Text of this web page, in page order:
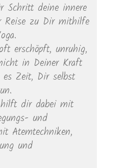
Schritt deine innere
Reise zu Dir mithilfe
erschöpft, unruhig,
in Deiner Kraft
Zeit, Dir selbst
dir dabei mit
und
Atemtechniken,
und